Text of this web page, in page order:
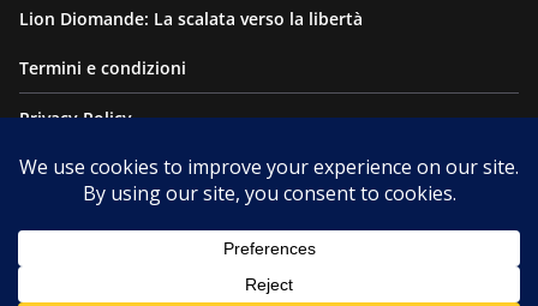
Lion Diomande: La scalata verso la libertà
Termini e condizioni
Privacy Policy
Esonero di Responsabilità